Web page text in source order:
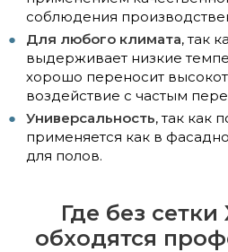
соблюдения
Для любого климата, так
выдерживает низкие
хорошо переносит
воздействие с частым
Универсальность, так как
применяется как в
для полов.
Где без сетки
обходятся